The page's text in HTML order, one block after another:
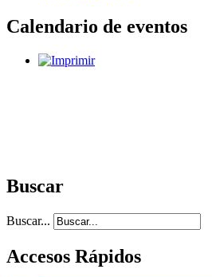
Calendario de eventos
Buscar
Buscar...
Accesos Rápidos